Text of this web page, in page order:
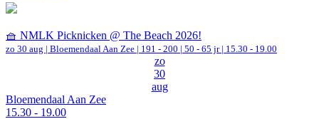
🧺 NMLK Picknicken @ The Beach 2026!
zo 30 aug | Bloemendaal Aan Zee | 191 - 200 | 50 - 65 jr | 15.30 - 19.00
zo
30
aug
Bloemendaal Aan Zee
15.30 - 19.00